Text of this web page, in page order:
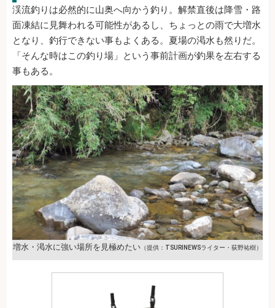
渓流釣りは必然的に山奥へ向かう釣り。解禁直後は降雪・路
面凍結に見舞われる可能性があるし、ちょっとの雨で大増水
となり、釣行できない事もよくある。夏場の渇水も然りだ。
「そんな時はこの釣り場」という事前計画が釣果を左右する
事もある。
増水・渇水に強い場所を見極めたい （提供：TSURINEWSライター・荻野祐樹）